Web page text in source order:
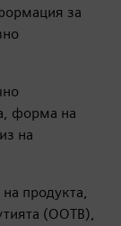
за
форма на
на
продукта,
(OOTB),